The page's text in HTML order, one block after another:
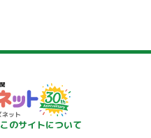
このサイトについて